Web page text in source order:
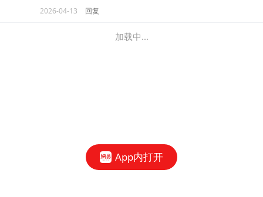
2026-04-13 回复
加载中...
App内打开